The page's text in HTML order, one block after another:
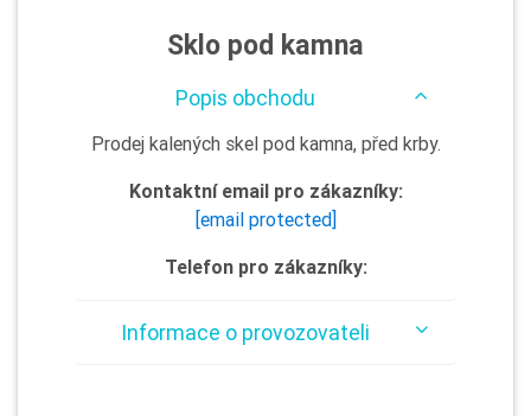
Sklo pod kamna
Popis obchodu
Prodej kalených skel pod kamna, před krby.
Kontaktní email pro zákazníky:
[email protected]
Telefon pro zákazníky:
Informace o provozovateli